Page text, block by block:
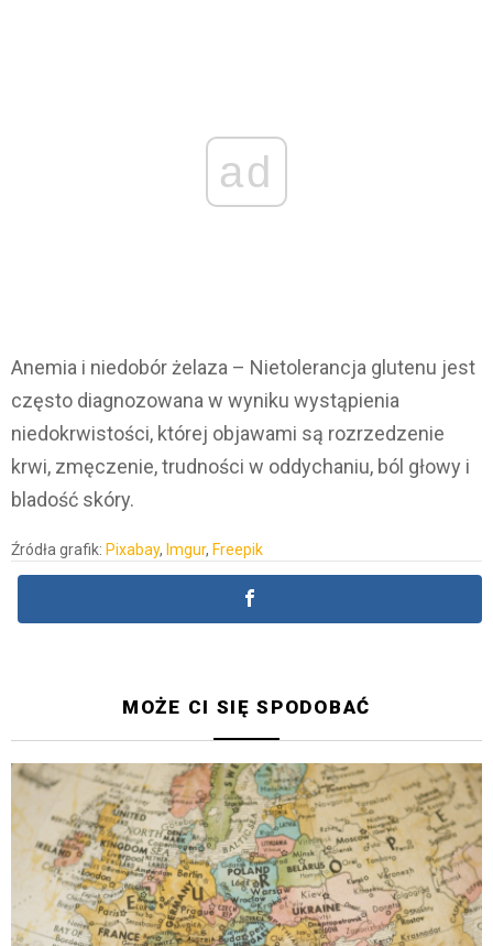
ad
Anemia i niedobór żelaza – Nietolerancja glutenu jest
często diagnozowana w wyniku wystąpienia
niedokrwistości, której objawami są rozrzedzenie
krwi, zmęczenie, trudności w oddychaniu, ból głowy i
bladość skóry.
Źródła grafik: Pixabay, Imgur, Freepik
MOŻE CI SIĘ SPODOBAĆ